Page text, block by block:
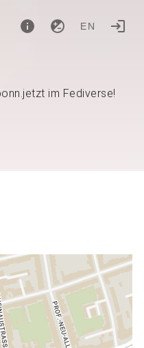
EN
im Fediverse!